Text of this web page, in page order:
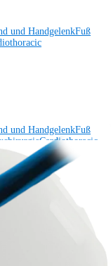
und HandgelenkFuß
und HandgelenkFuß
Cardiothoracic
&
stellt sich